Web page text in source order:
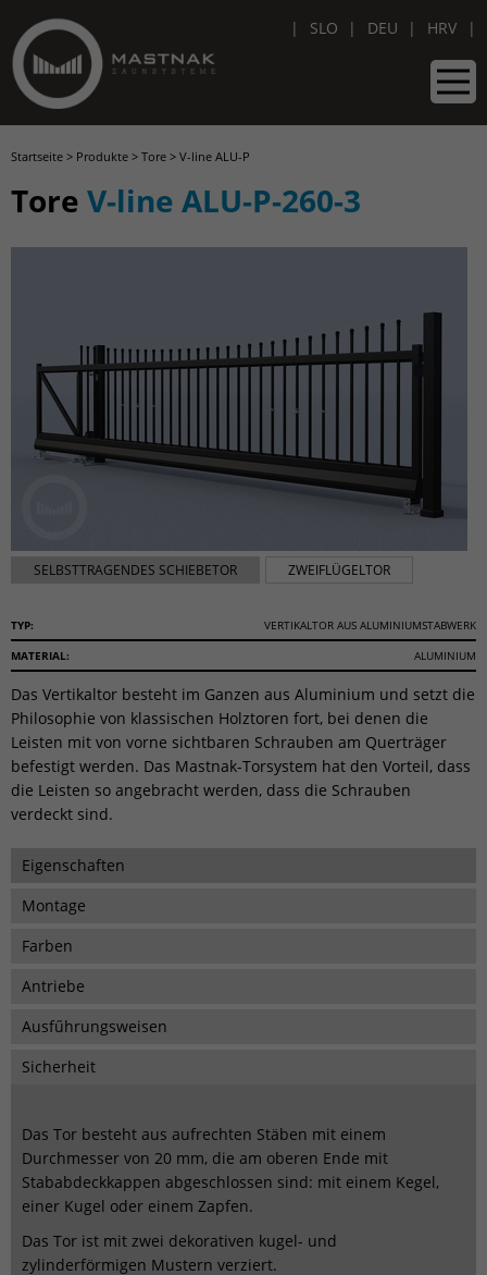
SLO DEU HRV
Startseite > Produkte > Tore > V-line ALU-P
Tore V-line ALU-P-260-3
SELBSTTRAGENDES SCHIEBETOR ZWEIFLÜGELTOR
TYP:
VERTIKALTOR AUS ALUMINIUMSTABWERK
MATERIAL:
ALUMINIUM
Das Vertikaltor besteht im Ganzen aus Aluminium und setzt die
Philosophie von klassischen Holztoren fort, bei denen die
Leisten mit von vorne sichtbaren Schrauben am Querträger
befestigt werden. Das Mastnak-Torsystem hat den Vorteil, dass
die Leisten so angebracht werden, dass die Schrauben
verdeckt sind.
Eigenschaften
Montage
Farben
Antriebe
Ausfűhrungsweisen
Sicherheit
Das Tor besteht aus aufrechten Stäben mit einem
Durchmesser von 20 mm, die am oberen Ende mit
Stababdeckkappen abgeschlossen sind: mit einem Kegel,
einer Kugel oder einem Zapfen.
Das Tor ist mit zwei dekorativen kugel- und
zylinderförmigen Mustern verziert.